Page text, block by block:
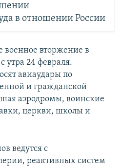
в отношении России
военное вторжение в
утра 24 февраля.
авиаудары по
и гражданской
аэродромы, воинские
церкви, школы и
ведутся с
реактивных систем